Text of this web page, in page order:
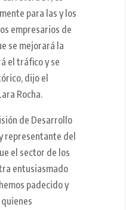
para las y los
empresarios de
se mejorará la
el tráfico y se
dijo el
Rocha.
de Desarrollo
representante del
el sector de los
entusiasmado
padecido y